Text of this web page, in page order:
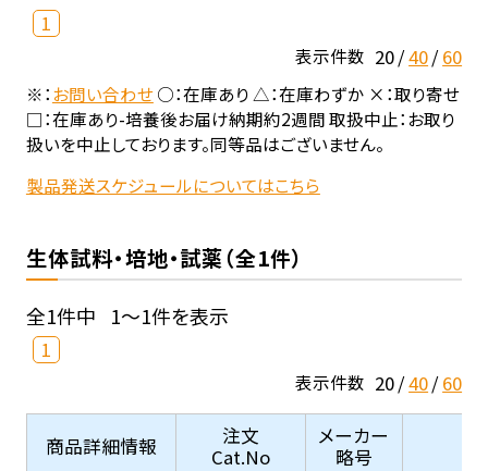
1
表示件数 20 40 60
※：お問い合わせ○：在庫あり △：在庫わずか ×：取り寄せ
□：在庫あり-培養後お届け納期約2週間 取扱中止：お取り
扱いを中止しております。同等品はございません。
製品発送スケジュールについてはこちら
生体試料・培地・試薬（全1件）
全1件中 1～1件を表示
1
表示件数 20 40 60
商品詳細情報
注文
Cat.No
メーカー
略号